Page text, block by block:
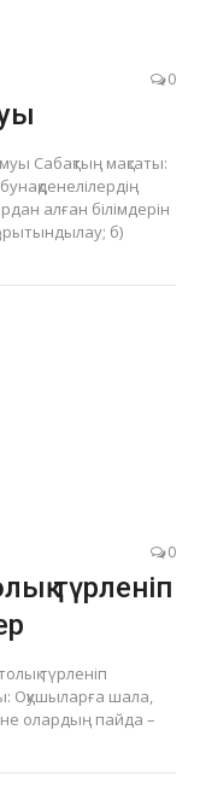
0
Сабақтың мақсаты:
алған білімдерін
б)
0
түрленіп
түрленіп
Оқушыларға шала,
олардың пайда –